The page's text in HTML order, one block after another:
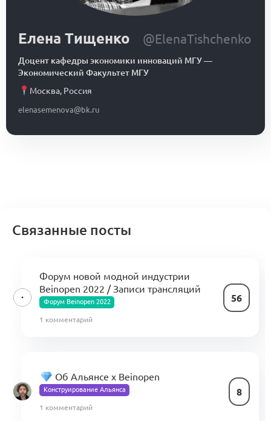
Елена Тищенко @ElenaTishchenko
Доцент кафедры экономики инноваций МГУ—
Экономический Факультет МГУ
Москва, Россия
elenasemenova@bk.ru
Связанные посты
Форум новой модной индустрии
Beinopen 2022 / Записи трансляций
Форум Beinopen 2022 56
1 комментарий
Об Альянсе х Beinopen
Конструирование Альянса 8
1 комментарий